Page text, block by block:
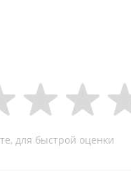
для быстрой оценки